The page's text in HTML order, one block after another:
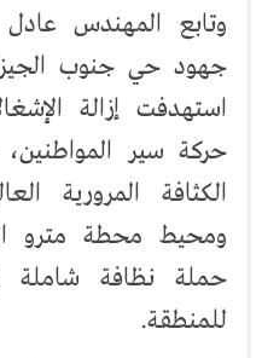
وتابع المهندس عادل
جهود حي جنوب
استهدفت إزالة
حركة سير
الكثافة المرورية
ومحيط محطة مترو
حملة نظافة شاملة
للمنطقة.